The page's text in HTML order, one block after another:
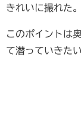
きれいに撮れた。
このポイントは
て潜っていきた